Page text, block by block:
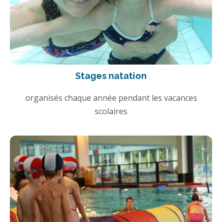
Stages natation
organisés chaque année pendant les vacances
scolaires